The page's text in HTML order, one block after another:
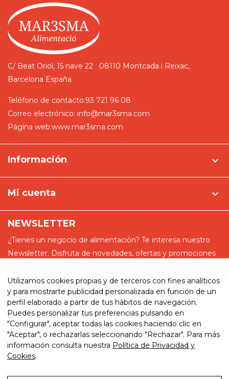
C/ Beat Oriol, 15 nave 22
08110 Montcada i Reixac,
Barcelona España
Teléfono de contacto:93 721 96 08
Correo electrónico: info@mar3sma.com
Página web:www.mar3sma.com
Información 
Mi cuenta 
NEWSLETTER
¿Tienes un negocio de alimentación? Te interesa nuestro
Newsletter. Disfruta de novedades, ofertas y promociones
He leído y acepto la política de privacidad
© 2026. My website. By eComm360
Utilizamos cookies propias y de terceros con fines analíticos
y para mostrarte publicidad personalizada en función de un
perfil elaborado a partir de tus hábitos de navegación.
Puedes personalizar tus preferencias pulsando en
"Configurar", aceptar todas las cookies haciendo clic en
"Aceptar", o rechazarlas seleccionando "Rechazar". Para más
información consulta nuestra Política de Privacidad y
Cookies.